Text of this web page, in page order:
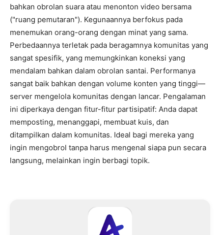
bahkan obrolan suara atau menonton video bersama
("ruang pemutaran"). Kegunaannya berfokus pada
menemukan orang-orang dengan minat yang sama.
Perbedaannya terletak pada beragamnya komunitas yang
sangat spesifik, yang memungkinkan koneksi yang
mendalam bahkan dalam obrolan santai. Performanya
sangat baik bahkan dengan volume konten yang tinggi—
server mengelola komunitas dengan lancar. Pengalaman
ini diperkaya dengan fitur-fitur partisipatif: Anda dapat
memposting, menanggapi, membuat kuis, dan
ditampilkan dalam komunitas. Ideal bagi mereka yang
ingin mengobrol tanpa harus mengenal siapa pun secara
langsung, melainkan ingin berbagi topik.